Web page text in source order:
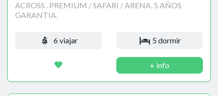
ACROSS . PREMIUM / SAFARI / ARENA. 5 AÑOS
GARANTIA.
6 viajar 5 dormir
+ info